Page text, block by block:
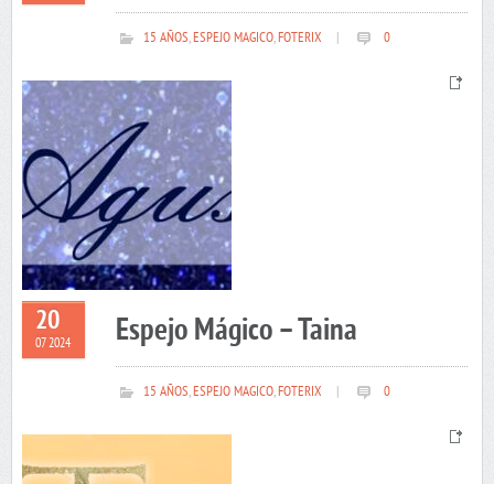
15 AÑOS,ESPEJO MAGICO,FOTERIX 0
20
07 2024 Espejo Mágico – Taina
15 AÑOS,ESPEJO MAGICO,FOTERIX 0